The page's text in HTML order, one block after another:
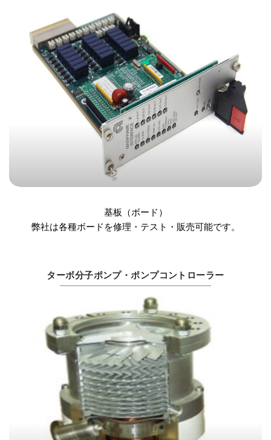
基板（ボード）
弊社は各種ボードを修理・テスト・販売可能です。
ターボ分子ポンプ・ポンプコントローラー